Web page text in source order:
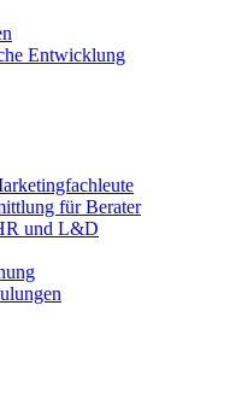
Entwicklung
für Berater
und L&D